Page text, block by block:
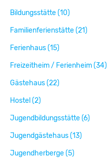
Bildungsstätte (10)
Familienferienstätte (21)
Ferienhaus (15)
Freizeitheim / Ferienheim (34)
Gästehaus (22)
Hostel (2)
Jugendbildungsstätte (6)
Jugendgästehaus (13)
Jugendherberge (5)